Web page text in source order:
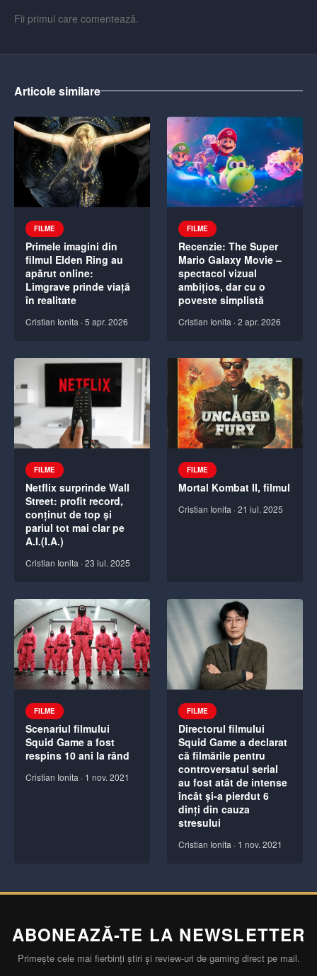
Fii primul care comentează.
Articole similare
FILME
Primele imagini din
filmul Elden Ring au
apărut online:
Limgrave prinde viață
în realitate
Cristian Ionita ·5 apr. 2026
FILME
Recenzie: The Super
Mario Galaxy Movie –
spectacol vizual
ambițios, dar cu o
poveste simplistă
Cristian Ionita ·2 apr. 2026
FILME
Netflix surprinde Wall
Street: profit record,
conținut de top și
pariul tot mai clar pe
A.I.(I.A.)
Cristian Ionita ·23 iul. 2025
FILME
Mortal Kombat II, filmul
Cristian Ionita ·21 iul. 2025
FILME
Scenariul filmului
Squid Game a fost
respins 10 ani la rând
Cristian Ionita · 1 nov. 2021
FILME
Directorul filmului
Squid Game a declarat
că filmările pentru
controversatul serial
au fost atât de intense
încât și-a pierdut 6
dinți din cauza
stresului
Cristian Ionita · 1 nov. 2021
ABONEAZĂ-TE LA NEWSLETTER
Primește cele mai fierbinți știri și review-uri de gaming direct pe mail.